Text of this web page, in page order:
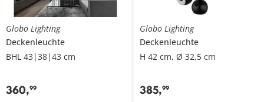
Globo Lighting
Deckenleuchte
BHL 43|38|43 cm
360,99
Globo Lighting
Deckenleuchte
H 42 cm, Ø 32,5 cm
385,99